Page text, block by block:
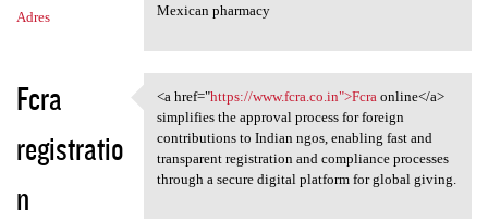
Adres
Mexican pharmacy
Fcra
registratio
n
<a href="https://www.fcra.co
<a href="https://www.fcra.co.in">Fcra online</a>
simplifies the approval process for foreign
contributions to Indian ngos, enabling fast and
transparent registration and compliance processes
through a secure digital platform for global giving.